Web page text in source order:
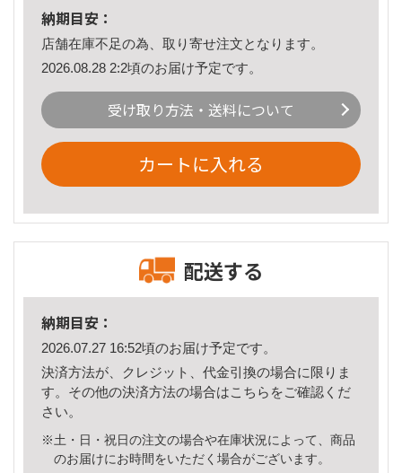
納期目安：
店舗在庫不足の為、取り寄せ注文となります。
2026.08.28 2:2頃のお届け予定です。
受け取り方法・送料について
カートに入れる
配送する
納期目安：
2026.07.27 16:52頃のお届け予定です。
決済方法が、クレジット、代金引換の場合に限りま
す。その他の決済方法の場合はこちら をご確認くだ
さい。
※土・日・祝日の注文の場合や在庫状況によって、商品
のお届けにお時間をいただく場合がございます。